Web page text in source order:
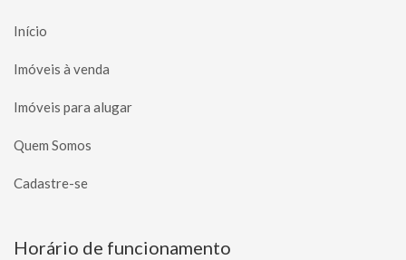
Início
Imóveis à venda
Imóveis para alugar
Quem Somos
Cadastre-se
Horário de funcionamento